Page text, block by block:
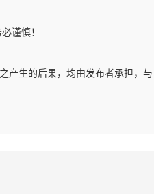
谨慎！
产生的后果，均由发布者承担，与